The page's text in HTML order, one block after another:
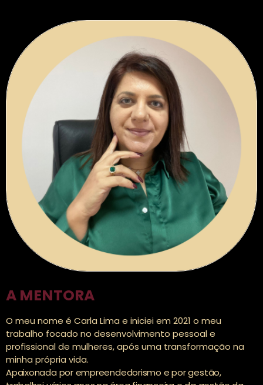
A MENTORA
O meu nome é Carla Lima e iniciei em 2021 o meu
trabalho focado no desenvolvimento pessoal e
profissional de mulheres, após uma transformação na
minha própria vida.
Apaixonada por empreendedorismo e por gestão,